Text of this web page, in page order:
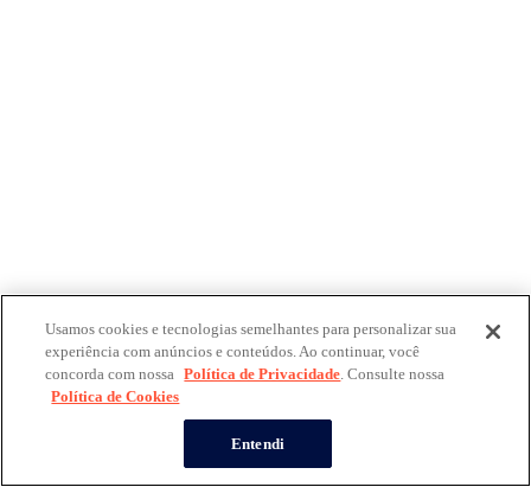
Usamos cookies e tecnologias semelhantes para personalizar sua
experiência com anúncios e conteúdos. Ao continuar, você
concorda com nossa Política de Privacidade. Consulte nossa
Política de Cookies
Entendi